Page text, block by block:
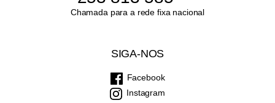
Chamada para a rede fixa nacional
SIGA-NOS
Facebook
Instagram